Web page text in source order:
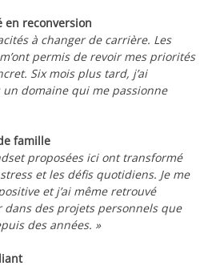
en reconversion
à changer de carrière. Les
permis de revoir mes priorités
Six mois plus tard, j’ai
domaine qui me passionne
famille
proposées ici ont transformé
et les défis quotidiens. Je me
et j’ai même retrouvé
dans des projets personnels que
des années. »